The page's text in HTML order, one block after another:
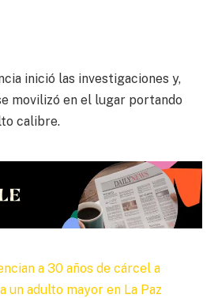
inició las investigaciones y,
movilizó en el lugar portando
calibre.
a 30 años de cárcel a
un adulto mayor en La Paz